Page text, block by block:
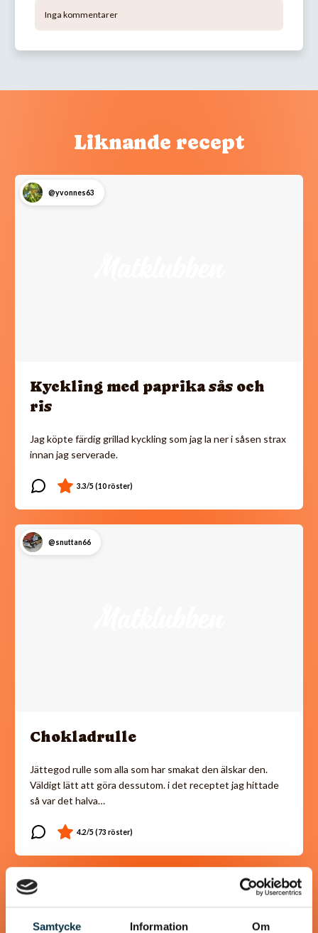
Samtycke Information Om
Inga kommentarer
Liknande recept
@yvonnes63
Kyckling med paprika sås och
ris
Jag köpte färdig grillad kyckling som jag la ner i såsen strax
innan jag serverade.
@snuttan66
Chokladrulle
Jättegod rulle som alla som har smakat den älskar den.
Väldigt lätt att göra dessutom. i det receptet jag hittade
så var det halva…